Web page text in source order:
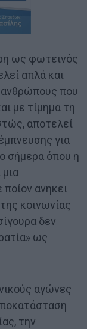
ως φωτεινός
απλά και
ανθρώπους που
με τίμημα τη
αποτελεί
για
σήμερα όπου η
ανηκει
κοινωνίας
δεν
ως
αγώνες
την